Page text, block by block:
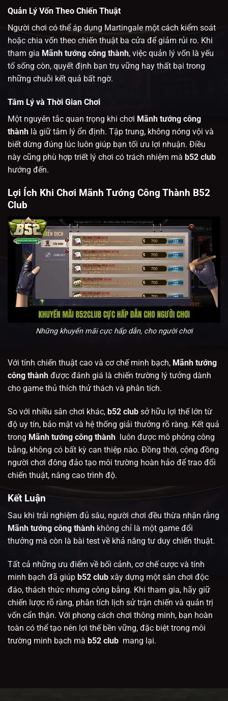
Quản Lý Vốn Theo Chiến Thuật
Người chơi có thể áp dụng Martingale một cách kiểm soát
hoặc chia vốn theo chiến thuật ba cửa để giảm rủi ro. Khi
tham gia Mãnh tướng công thành, việc quản lý vốn là yếu
tố sống còn, quyết định bạn trụ vững hay thất bại trong
những chuỗi kết quả bất ngờ.
Tâm Lý và Thời Gian Chơi
Một nguyên tắc quan trọng khi chơi Mãnh tướng công
thành là giữ tâm lý ổn định. Tập trung, không nóng vội và
biết dừng đúng lúc luôn giúp bạn tối ưu lợi nhuận. Điều
này cũng phù hợp triết lý chơi có trách nhiệm mà b52 club
hướng đến.
Lợi Ích Khi Chơi Mãnh Tướng Công Thành B52
Club
Những khuyến mãi cực hấp dẫn, cho người chơi
Với tính chiến thuật cao và cơ chế minh bạch, Mãnh tướng
công thành được đánh giá là chiến trường lý tưởng dành
cho game thủ thích thử thách và phân tích.
So với nhiều sân chơi khác, b52 club sở hữu lợi thế lớn từ
độ uy tín, bảo mật và hệ thống giải thưởng rõ ràng. Kết quả
trong Mãnh tướng công thành luôn được mô phỏng công
bằng, không có bất kỳ can thiệp nào. Đồng thời, cộng đồng
người chơi đông đảo tạo môi trường hoàn hảo để trao đổi
chiến thuật, nâng cao trình độ.
Kết Luận
Sau khi trải nghiệm đủ sâu, người chơi đều thừa nhận rằng
Mãnh tướng công thành không chỉ là một game đổi
thưởng mà còn là bài test về khả năng tư duy chiến thuật.
Tất cả những ưu điểm về bối cảnh, cơ chế cược và tính
minh bạch đã giúp b52 club xây dựng một sân chơi độc
đáo, thách thức nhưng công bằng. Khi tham gia, hãy giữ
chiến lược rõ ràng, phân tích lịch sử trận chiến và quản trị
vốn cẩn thận. Với phong cách chơi thông minh, bạn hoàn
toàn có thể tạo nên lợi thế bền vững, đặc biệt trong môi
trường minh bạch mà b52 club mang lại.